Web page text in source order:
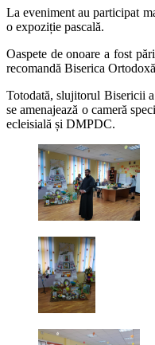
La eveniment au participat
o expoziție pascală.
Oaspete de onoare a fost
recomandă Biserica
Totodată, slujitorul Bisericii
se amenajează o cameră
ecleisială și DMPDC.